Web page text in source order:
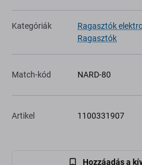
Kategóriák Ragasztók
Ragasztók
Match-kód NARD-80
Artikel 1100331907
Hozzáadás a